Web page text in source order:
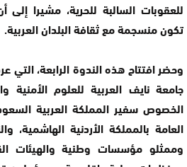
للعقوبات السالبة للحرية، مشيرا إلى
تكون منسجمة مع ثقافة البلدان العربية.
وحضر افتتاح هذه الندوة الرابعة،
جامعة نايف العربية للعلوم الأمنية
الخصوص سفير المملكة العربية
العامة بالمملكة الأردنية الهاشمية،
وممثلو مؤسسات وطنية والهيئات